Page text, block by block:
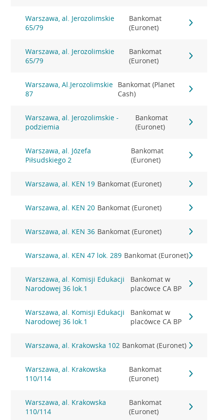
Warszawa, al. Jerozolimskie
65/79
Bankomat
(Euronet)
Warszawa, al. Jerozolimskie
65/79
Bankomat
(Euronet)
Warszawa, Al.Jerozolimskie
87
Bankomat (Planet
Cash)
Warszawa, al. Jerozolimskie -
podziemia
Bankomat
(Euronet)
Warszawa, al. Józefa
Piłsudskiego 2
Bankomat
(Euronet)
Warszawa, al. KEN 19 Bankomat (Euronet)
Warszawa, al. KEN 20 Bankomat (Euronet)
Warszawa, al. KEN 36 Bankomat (Euronet)
Warszawa, al. KEN 47 lok. 289 Bankomat (Euronet)
Warszawa, al. Komisji Edukacji
Narodowej 36 lok.1
Bankomat w
placówce CA BP
Warszawa, al. Komisji Edukacji
Narodowej 36 lok.1
Bankomat w
placówce CA BP
Warszawa, al. Krakowska 102 Bankomat (Euronet)
Warszawa, al. Krakowska
110/114
Bankomat
(Euronet)
Warszawa, al. Krakowska
110/114
Bankomat
(Euronet)